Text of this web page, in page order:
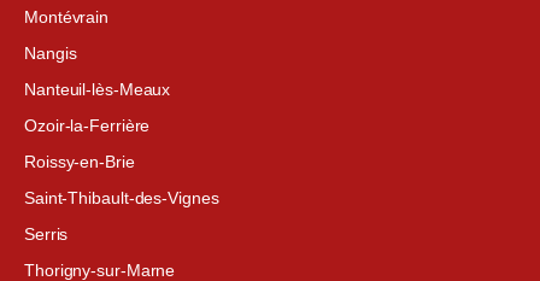
Montévrain
Nangis
Nanteuil-lès-Meaux
Ozoir-la-Ferrière
Roissy-en-Brie
Saint-Thibault-des-Vignes
Serris
Thorigny-sur-Marne